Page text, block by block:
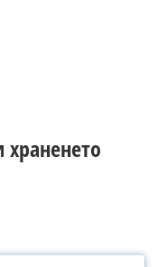
храненето